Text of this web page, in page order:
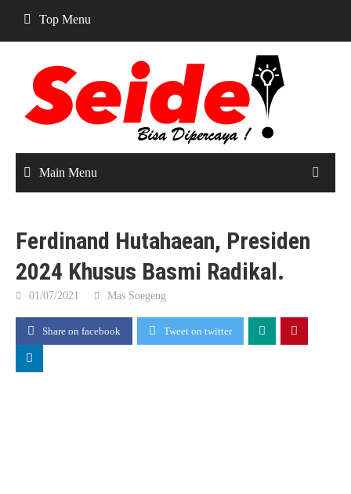
content
Top Menu
Main Menu
Ferdinand Hutahaean, Presiden
2024 Khusus Basmi Radikal.
01/07/2021 Mas Soegeng
Share on facebook Tweet on twitter